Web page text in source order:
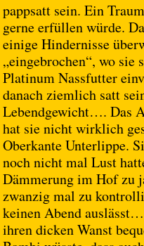
pappsatt sein. Ein
gerne erfüllen würde.
einige Hindernisse
„eingebrochen“, wo sie
Platinum Nassfutter
danach ziemlich satt
Lebendgewicht…. Das
hat sie nicht wirklich
Oberkante Unterlippe.
noch nicht mal Lust
Dämmerung im Hof zu
zwanzig mal zu
keinen Abend
ihren dicken Wanst